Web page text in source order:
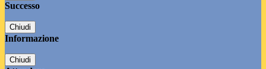
Successo
Chiudi
Informazione
Chiudi